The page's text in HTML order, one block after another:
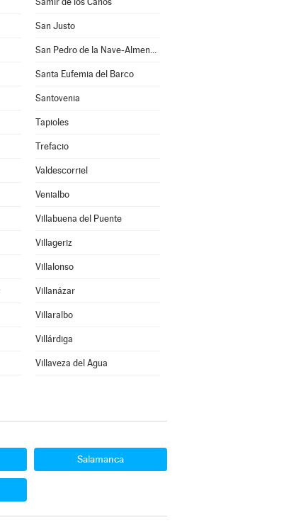
San Justo
San Pedro de la Nave-Almendra
Santa Eufemia del Barco
Santovenia
Tapioles
Trefacio
Valdescorriel
Venialbo
Villabuena del Puente
Villageriz
Villalonso
Villanázar
Villaralbo
Villárdiga
Villaveza del Agua
Salamanca